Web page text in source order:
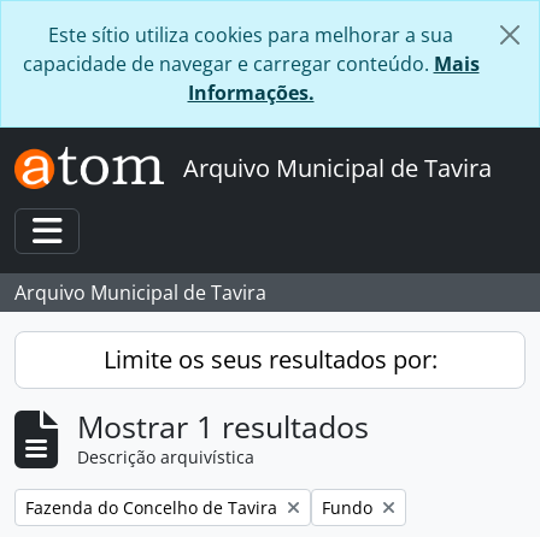
Este sítio utiliza cookies para melhorar a sua
capacidade de navegar e carregar conteúdo. Mais
Informações.
Arquivo Municipal de Tavira
Toggle navigation
Arquivo Municipal de Tavira
Limite os seus resultados por:
Mostrar 1 resultados
Descrição arquivística
Remover filtro:
Fazenda do Concelho de Tavira Remover filtro:
Fundo